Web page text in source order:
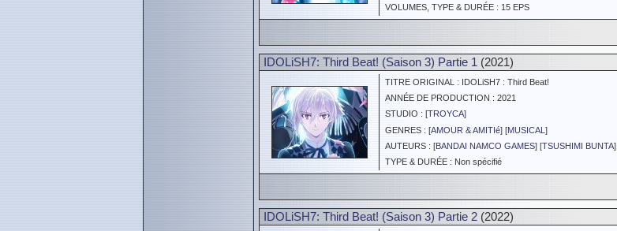
VOLUMES, TYPE & DURÉE : 15 EPS
IDOLiSH7: Third Beat! (Saison 3) Partie 1 (2021)
TITRE ORIGINAL : IDOLiSH7 : Third Beat!
ANNÉE DE PRODUCTION : 2021
STUDIO : [TROYCA]
GENRES : [AMOUR & AMITIé] [MUSICAL ]
AUTEURS : [BANDAI NAMCO GAMES] [TSUSHIMI BUNTA]
TYPE & DURÉE : Non spécifié
IDOLiSH7: Third Beat! (Saison 3) Partie 2 (2022)